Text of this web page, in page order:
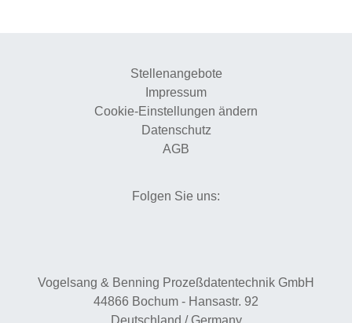
Stellenangebote
Impressum
Cookie-Einstellungen ändern
Datenschutz
AGB
Folgen Sie uns:
Vogelsang & Benning Prozeßdatentechnik GmbH
44866 Bochum - Hansastr. 92
Deutschland / Germany